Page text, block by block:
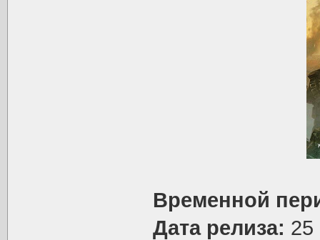
Временной
Дата релиза: 25